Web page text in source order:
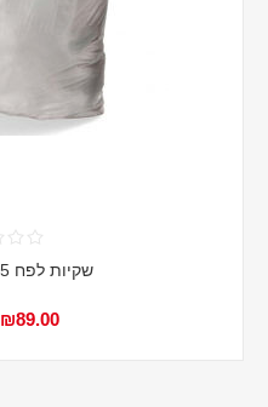
שקיות לפח 45 ליטר דגם M
₪89.00